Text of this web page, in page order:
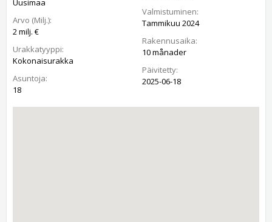
Uusimaa
Arvo (Milj.):
2 milj. €
Urakkatyyppi:
Kokonaisurakka
Asuntoja:
18
Valmistuminen:
Tammikuu 2024
Rakennusaika:
10 månader
Päivitetty:
2025-06-18